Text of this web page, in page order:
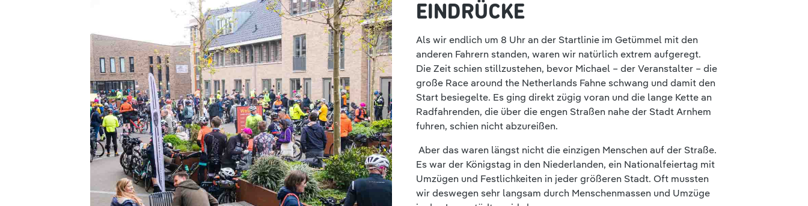
EINDRÜCKE
Als wir endlich um 8 Uhr an der Startlinie im Getümmel mit den
anderen Fahrern standen, waren wir natürlich extrem aufgeregt.
Die Zeit schien stillzustehen, bevor Michael – der Veranstalter – die
große Race around the Netherlands Fahne schwang und damit den
Start besiegelte. Es ging direkt zügig voran und die lange Kette an
Radfahrenden, die über die engen Straßen nahe der Stadt Arnhem
fuhren, schien nicht abzureißen.
Aber das waren längst nicht die einzigen Menschen auf der Straße.
Es war der Königstag in den Niederlanden, ein Nationalfeiertag mit
Umzügen und Festlichkeiten in jeder größeren Stadt. Oft mussten
wir deswegen sehr langsam durch Menschenmassen und Umzüge